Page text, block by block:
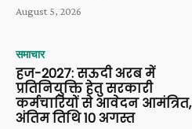
August 5, 2026
समाचार
हज-2027: सऊदी अरब में
प्रतिनियुक्ति हेतु सरकारी
कर्मचारियों से आवेदन आमंत्रित,
अंतिम तिथि 10 अगस्त